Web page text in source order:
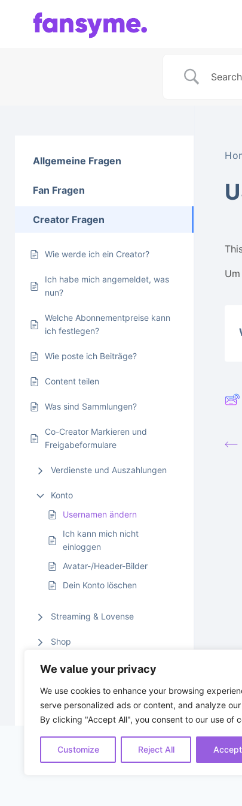
We value your privacy
We use cookies to enhance your browsing
serve personalized ads or content, and analyze
By clicking "Accept All", you consent to our use of
Customize Reject All
Allgemeine Fragen
Fan Fragen
Creator Fragen
Wie werde ich ein Creator?
Ich habe mich angemeldet, was
nun?
Welche Abonnementpreise kann
ich festlegen?
Wie poste ich Beiträge?
Content teilen
Was sind Sammlungen?
Co-Creator Markieren und
Freigabeformulare
Verdienste und Auszahlungen
Konto
Usernamen ändern
Ich kann mich nicht
einloggen
Avatar-/Header-Bilder
Dein Konto löschen
Streaming & Lovense
Shop
Datenschutz
Promotion & Gutscheine